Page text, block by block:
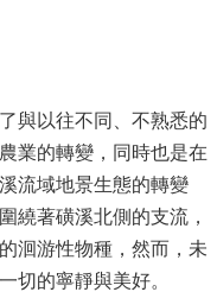
與以往不同、不熟悉的
業的轉變，同時也是在
流域地景生態的轉變
繞著磺溪北側的支流，
洄游性物種，然而，未
切的寧靜與美好。